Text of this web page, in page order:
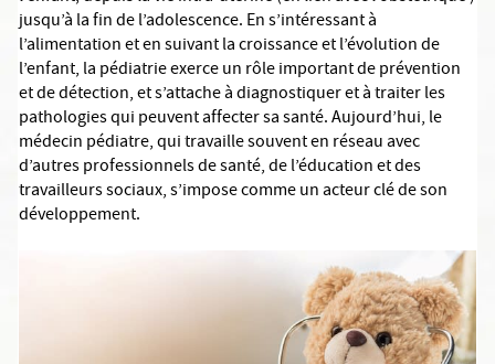
jusqu’à la fin de l’adolescence. En s’intéressant à
l’alimentation et en suivant la croissance et l’évolution de
l’enfant, la pédiatrie exerce un rôle important de prévention
et de détection, et s’attache à diagnostiquer et à traiter les
pathologies qui peuvent affecter sa santé. Aujourd’hui, le
médecin pédiatre, qui travaille souvent en réseau avec
d’autres professionnels de santé, de l’éducation et des
travailleurs sociaux, s’impose comme un acteur clé de son
développement.